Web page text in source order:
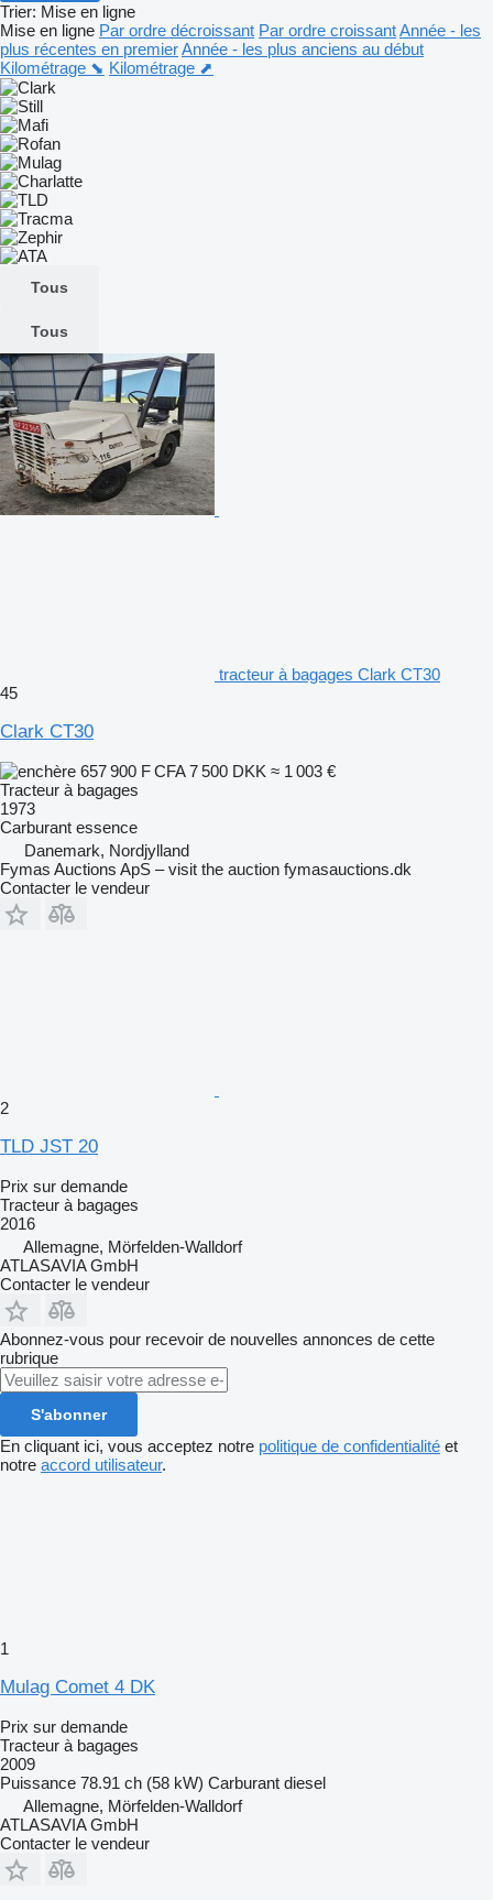
Trier: Mise en ligne
Mise en ligne Par ordre décroissant Par ordre croissantAnnée - les
plus récentes en premierAnnée - les plus anciens au début
Kilométrage ⬊ Kilométrage ⬈
Tous
Tous
tracteur à bagages Clark CT30
45
Clark CT30
657 900 F CFA7 500 DKK ≈ 1 003 €
Tracteur à bagages
1973
Carburant essence
Danemark, Nordjylland
Fymas Auctions ApS – visit the auction fymasauctions.dk
Contacter le vendeur
2
TLD JST 20
Prix sur demande
Tracteur à bagages
2016
Allemagne, Mörfelden-Walldorf
ATLASAVIA GmbH
Contacter le vendeur
Abonnez-vous pour recevoir de nouvelles annonces de cette
rubrique
S'abonner
En cliquant ici, vous acceptez notre politique de confidentialité et
notre accord utilisateur.
1
Mulag Comet 4 DK
Prix sur demande
Tracteur à bagages
2009
Puissance 78.91 ch (58 kW) Carburant diesel
Allemagne, Mörfelden-Walldorf
ATLASAVIA GmbH
Contacter le vendeur